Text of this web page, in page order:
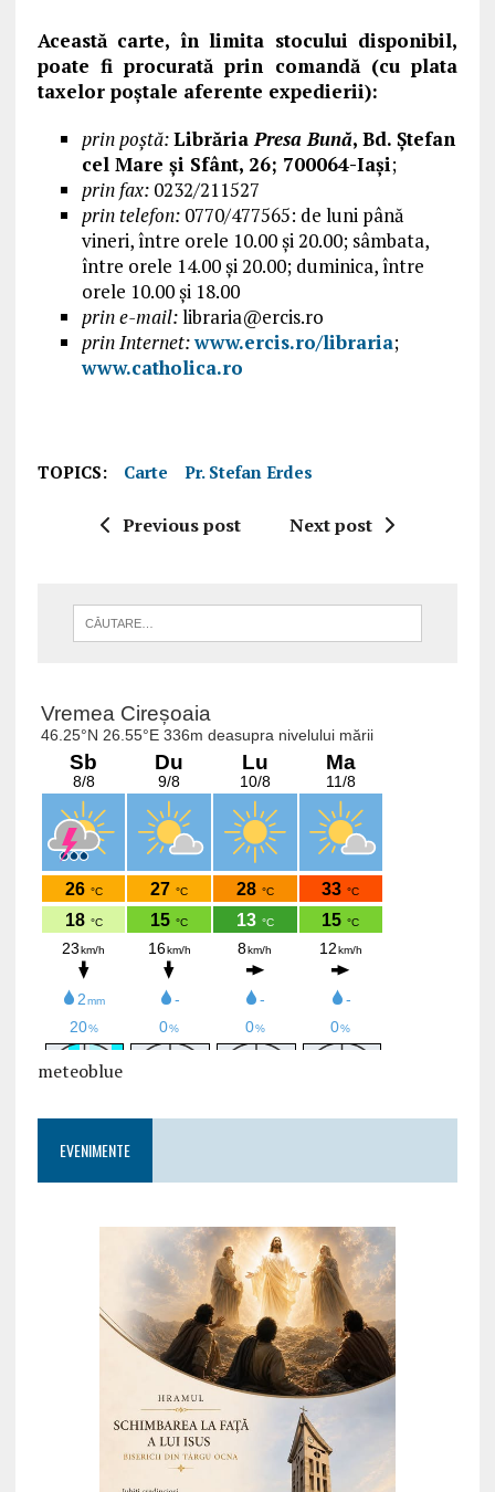
Această carte, în limita stocului disponibil,
poate fi procurată prin comandă (cu plata
taxelor poştale aferente expedierii):
prin poştă:LibrăriaPresa Bună, Bd. Ştefan
cel Mare şi Sfânt, 26; 700064-Iaşi;
prin fax:0232/211527
prin telefon:0770/477565: de luni până
vineri, între orele 10.00 şi 20.00; sâmbata,
între orele 14.00 şi 20.00; duminica, între
orele 10.00 şi 18.00
prin e-mail:libraria@ercis.ro
prin Internet:www.ercis.ro/libraria;
www.catholica.ro
TOPICS: Carte Pr. Stefan Erdes
Previous post Next post
meteoblue
EVENIMENTE